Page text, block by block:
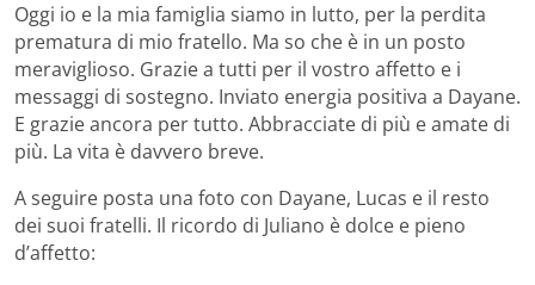
Oggi io e la mia famiglia siamo in lutto, per la perdita
prematura di mio fratello. Ma so che è in un posto
meraviglioso. Grazie a tutti per il vostro affetto e i
messaggi di sostegno. Inviato energia positiva a Dayane.
E grazie ancora per tutto. Abbracciate di più e amate di
più. La vita è davvero breve.
A seguire posta una foto con Dayane, Lucas e il resto
dei suoi fratelli. Il ricordo di Juliano è dolce e pieno
d’affetto: